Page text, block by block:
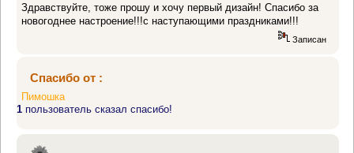
Здравствуйте, тоже прошу и хочу первый дизайн! Спасибо за
новогоднее настроение!!!с наступающими праздниками!!!
Записан
Спасибо от :
Пимошка
1 пользователь сказал спасибо!